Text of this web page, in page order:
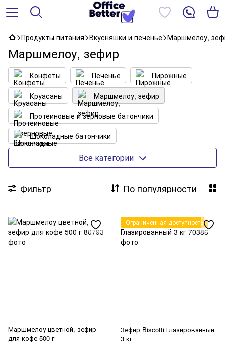
Продукты питания Вкусняшки и печенье Маршмелоу,
Маршмелоу, зефир
Конфеты Печенье
Пирожные
Круасаны
Маршмелоу, зефир
Протеиновые и зерновые батончики
Шоколадные батончики
Натуральные сладости
Вафли
Все категории
Фильтр По популярности
Маршмелоу цветной, зефир
для кофе 500 г
Ограниченная доступность
Зефир Biscotti Глазированный
3 кг